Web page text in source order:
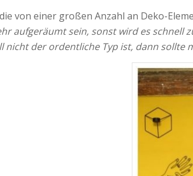
von einer großen Anzahl an Deko-
aufgeräumt sein, sonst wird es schnell
nicht der ordentliche Typ ist, dann sollte